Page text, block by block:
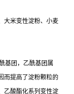
大米变性淀粉、小麦
基团，乙酰基团属
而提高了淀粉颗粒的
乙酸酯化系列变性淀